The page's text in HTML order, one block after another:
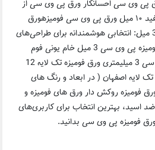
ورق پی وی سی احسانکار ورق پی وی سی از
کجا بخریم ورق پی وی سی سفید ۱۰ میل ورق پی‌ وی‌ سی فومیزهورق
پی‌وی‌سی فومیزه ورق فومیزه 3 میل: انتخابی هوشمندانه برای طراحی‌های
سبک ورق فومیزه PVC ورق فومیزه پی وی سی 3 میل خام یونی فوم
244×122 ورق فومیزه پی وی سی 3 میلیمتری ورق فومیزه تک لایه 12
لایه اصفهان ( در ابعاد و رنگ های
فومیزه روکش دار ورق های فومیزه و
ضد آب فشرده ورق‌های PVC ضد اسید، بهترین انتخاب برای کاربری‌های
فومیزه پی وی سی بدانید.